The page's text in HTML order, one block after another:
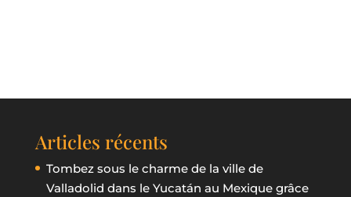
Articles récents
Tombez sous le charme de la ville de
Valladolid dans le Yucatán au Mexique grâce